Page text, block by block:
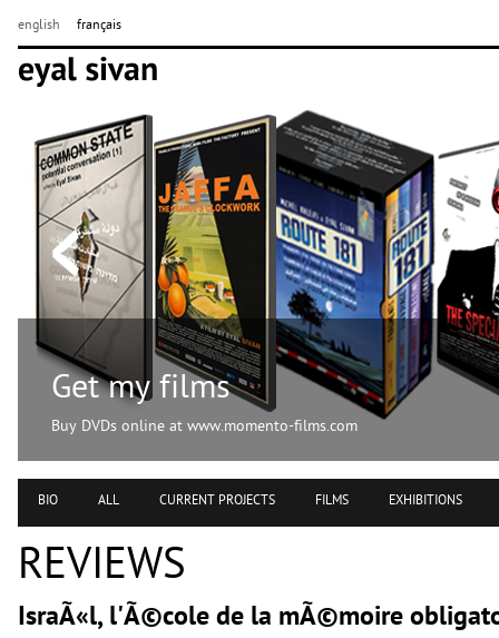
english français
Get my films
Buy DVDs online at www.momento-films.com
BIO ALL CURRENT PROJECTS FILMS EXHIBITIONS
REVIEWS
IsraÃ«l, l'Ã©cole de la mÃ©moire